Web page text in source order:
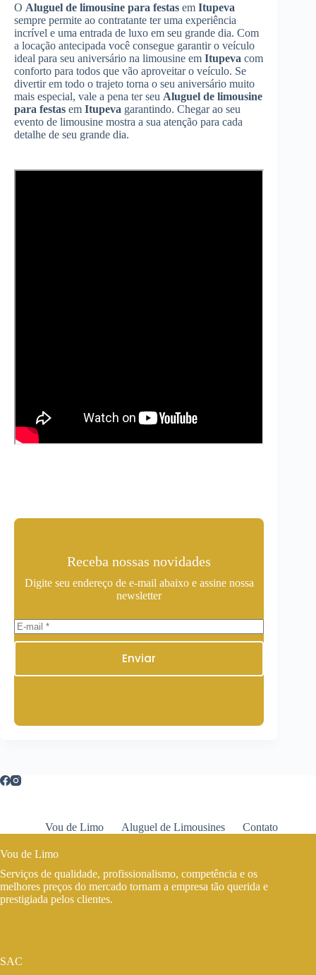
O Aluguel de limousine para festas em Itupeva
sempre permite ao contratante ter uma experiência
incrível e uma entrada de luxo em seu grande dia. Com
a locação antecipada você consegue garantir o veículo
ideal para seu aniversário na limousine em Itupeva com
conforto para todos que vão aproveitar o veículo. Se
divertir em todo o trajeto torna o seu aniversário muito
mais especial, vale a pena ter seu Aluguel de limousine
para festas em Itupeva garantindo. Chegar ao seu
evento de limousine mostra a sua atenção para cada
detalhe de seu grande dia.
Receba nossas novidades
Digite seu endereço de e-mail abaixo e assine nossa
newsletter
Enviar
Vou de Limo Aluguel de Limousines Contato
Vou de Limo
Serviços de qualidade, profissionalismo, competência e os
melhores preços do mercado tornam a empresa tão querida e
prestigiada pelos clientes.
SAC